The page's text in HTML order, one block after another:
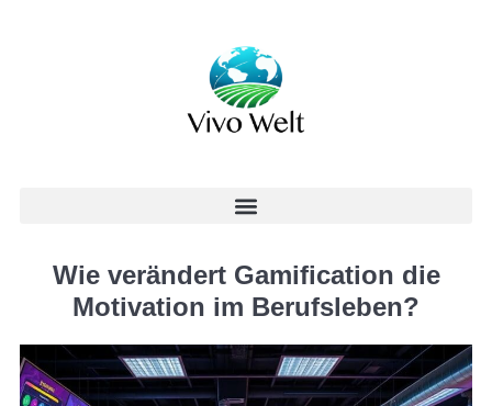
Wie verändert Gamification die
Motivation im Berufsleben?